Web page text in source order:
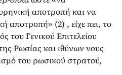
αποτροπή και να
αποτροπή» (2) , είχε πει, το
του Γενικού Επιτελείου
Ρωσίας και ιθύνων νους
του ρωσικού στρατού,